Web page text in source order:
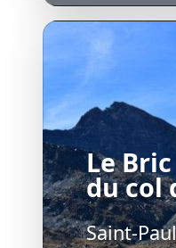
Le
du col
Saint-